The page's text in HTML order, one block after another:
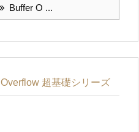
Buffer O ...
超基礎シリーズ